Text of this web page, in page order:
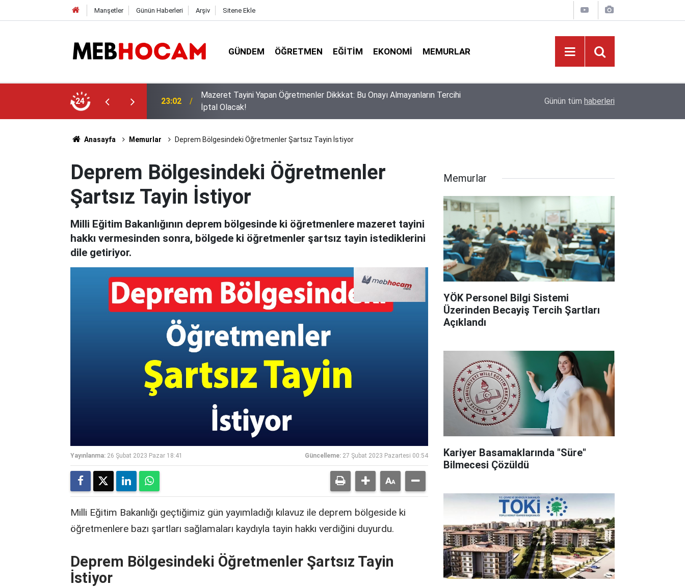
Manşetler Günün Haberleri Arşiv Sitene Ekle
GÜNDEM ÖĞRETMEN EĞITIM EKONOMI MEMURLAR
24
Dikkkat: Bu Onayı Almayanların Tercihi
21:01
KDK İstedi, Danıştay İptal Etti: MEB'in Proje Okulu Atamalarında 'Somut
Ölçüt' Zorunluluğu
Günün tüm haberleri
Anasayfa Memurlar Deprem Bölgesindeki Öğretmenler Şartsız Tayin İstiyor
Deprem Bölgesindeki Öğretmenler
Şartsız Tayin İstiyor
Milli Eğitim Bakanlığının deprem bölgesinde ki öğretmenlere mazeret tayini
hakkı vermesinden sonra, bölgede ki öğretmenler şartsız tayin istediklerini
dile getiriyor.
Yayınlanma: 26 Şubat 2023 Pazar 18:41 Güncelleme: 27 Şubat 2023 Pazartesi 00:54
Milli Eğitim Bakanlığı geçtiğimiz gün yayımladığı kılavuz ile deprem bölgeside ki
öğretmenlere bazı şartları sağlamaları kaydıyla tayin hakkı verdiğini duyurdu.
Deprem Bölgesindeki Öğretmenler Şartsız Tayin
İstiyor
Memurlar
YÖK Personel Bilgi Sistemi
Üzerinden Becayiş Tercih Şartları
Açıklandı
Kariyer Basamaklarında "Süre"
Bilmecesi Çözüldü